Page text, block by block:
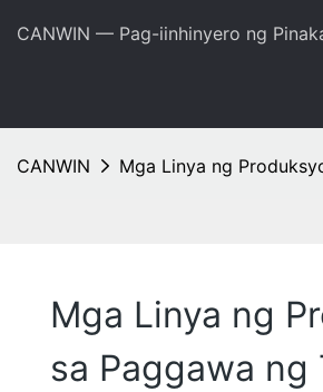
CANWIN — Pag-iinhinyero ng
CANWIN Mga Linya ng
Mga Linya ng
sa Paggawa